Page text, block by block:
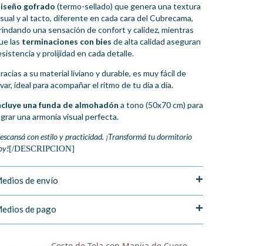
gofrado (termo-sellado) que genera una textura
y al tacto, diferente en cada cara del Cubrecama,
una sensación de confort y calidez, mientras
las terminaciones con bies de alta calidad aseguran
y prolijidad en cada detalle.
a su material liviano y durable, es muy fácil de
ideal para acompañar el ritmo de tu día a día.
una funda de almohadón a tono (50x70 cm) para
una armonía visual perfecta.
con estilo y practicidad. ¡Transformá tu dormitorio
[/DESCRIPCION]
de envío
de pago